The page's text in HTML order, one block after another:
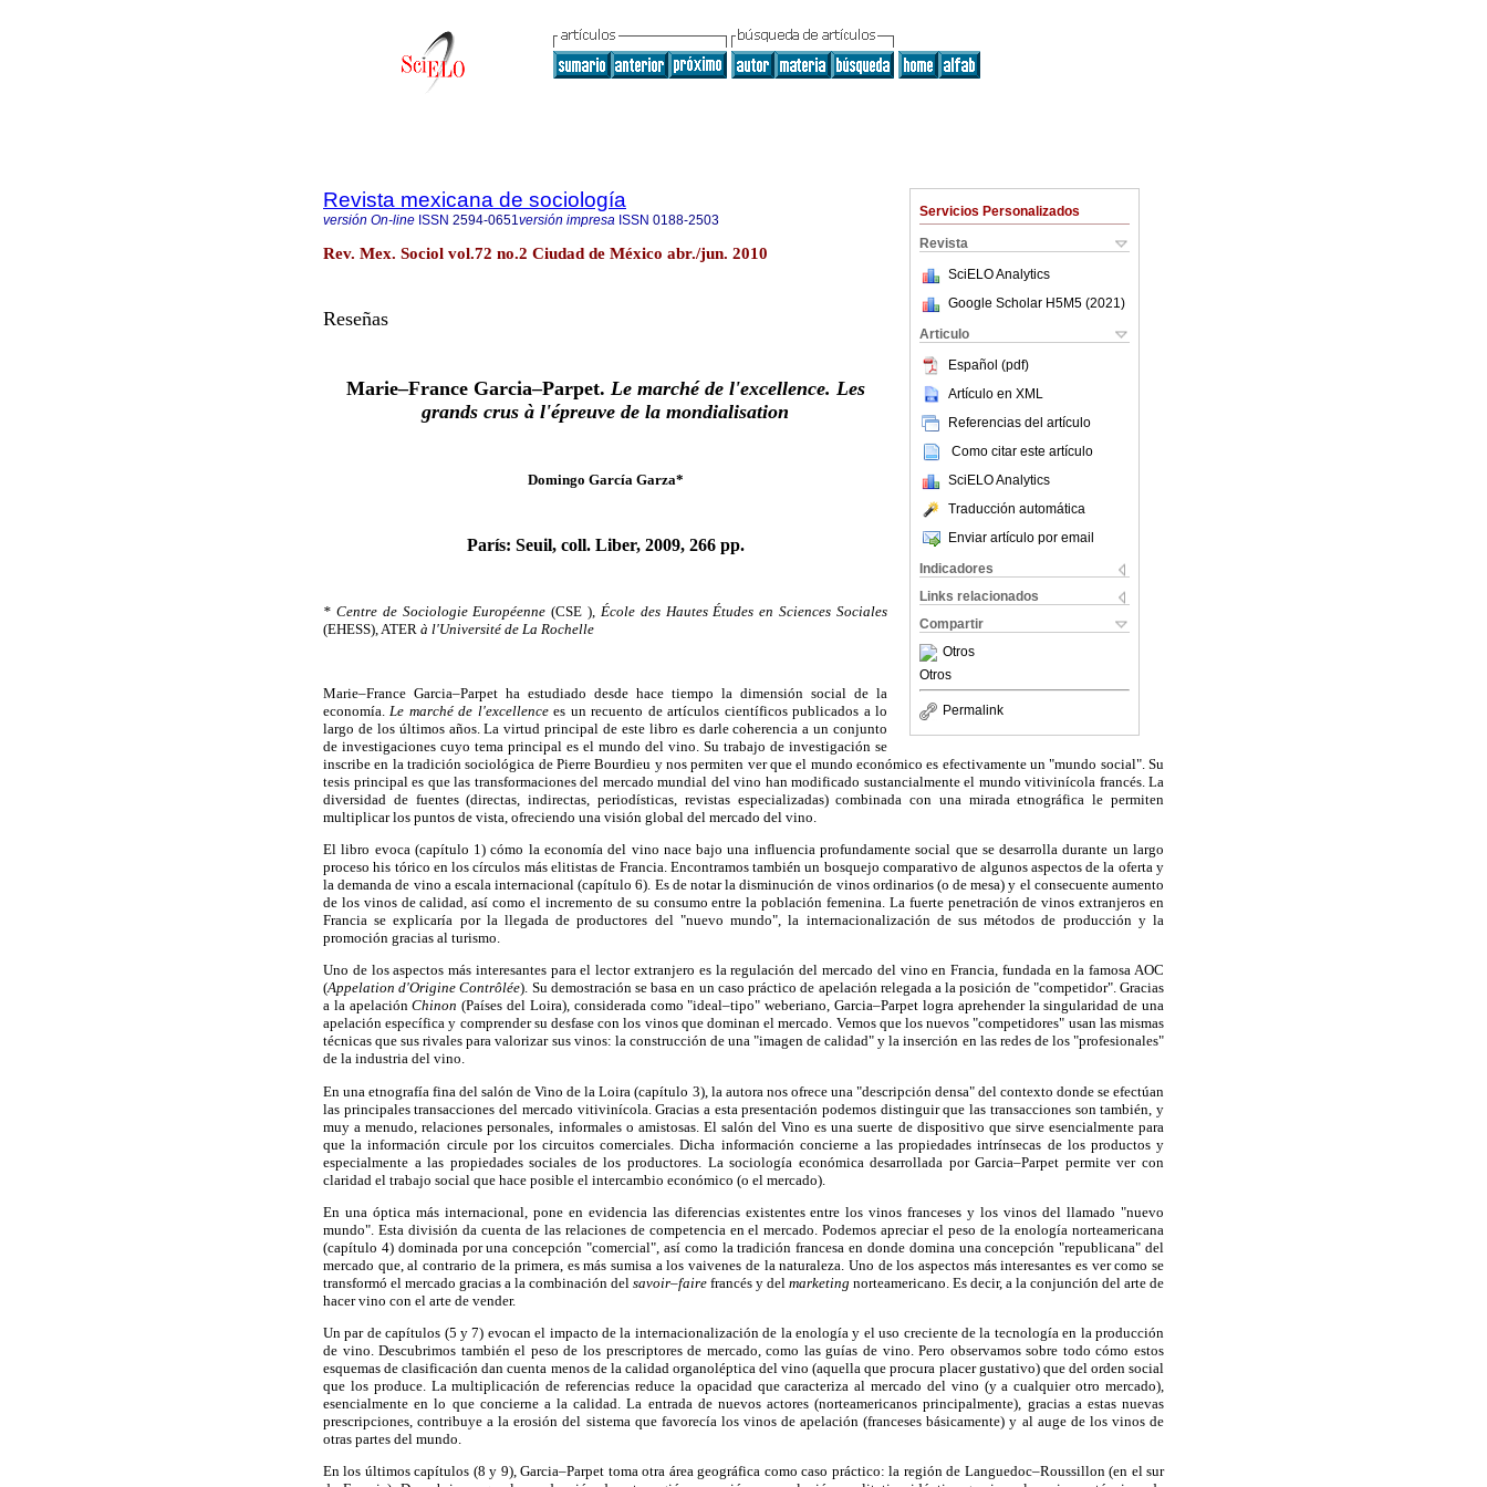
Servicios Personalizados
Revista
SciELO Analytics
Google Scholar H5M5 (2021 )
Articulo
Español (pdf)
Artículo en XML
Referencias del artículo
Como citar este artículo
SciELO Analytics
Traducción automática
Enviar artículo por email
Indicadores
Links relacionados
Compartir
Otros
Otros
Permalink
Revista mexicana de sociología
versión On-line ISSN 2594-0651versión impresa ISSN 0188-2503
Rev. Mex. Sociol vol.72 no.2 Ciudad de México abr./jun. 2010
Reseñas
Marie–France Garcia–Parpet. Le marché de l'excellence. Les
grands crus à l'épreuve de la mondialisation
Domingo García Garza*
París: Seuil, coll. Liber, 2009, 266 pp.
* Centre de Sociologie Européenne(CSE ), École des Hautes Études en Sciences Sociales
(EHESS), ATER à l'Université de La Rochelle
Marie–France Garcia–Parpet ha estudiado desde hace tiempo la dimensión social de la
economía. Le marché de l'excellencees un recuento de artículos científicos publicados a lo
largo de los últimos años. La virtud principal de este libro es darle coherencia a un conjunto
de investigaciones cuyo tema principal es el mundo del vino. Su trabajo de investigación se
inscribe en la tradición sociológica de Pierre Bourdieu y nos permiten ver que el mundo económico es efectivamente un "mundo social". Su
tesis principal es que las transformaciones del mercado mundial del vino han modificado sustancialmente el mundo vitivinícola francés. La
diversidad de fuentes (directas, indirectas, periodísticas, revistas especializadas) combinada con una mirada etnográfica le permiten
multiplicar los puntos de vista, ofreciendo una visión global del mercado del vino.
El libro evoca (capítulo 1) cómo la economía del vino nace bajo una influencia profundamente social que se desarrolla durante un largo
proceso his tórico en los círculos más elitistas de Francia. Encontramos también un bosquejo comparativo de algunos aspectos de la oferta y
la demanda de vino a escala internacional (capítulo 6). Es de notar la disminución de vinos ordinarios (o de mesa) y el consecuente aumento
de los vinos de calidad, así como el incremento de su consumo entre la población femenina. La fuerte penetración de vinos extranjeros en
Francia se explicaría por la llegada de productores del "nuevo mundo", la internacionalización de sus métodos de producción y la
promoción gracias al turismo.
Uno de los aspectos más interesantes para el lector extranjero es la regulación del mercado del vino en Francia, fundada en la famosa AOC
(Appelation d'Origine Contrôlée). Su demostración se basa en un caso práctico de apelación relegada a la posición de "competidor". Gracias
a la apelaciónChinon(Países del Loira), considerada como "ideal–tipo" weberiano, Garcia–Parpet logra aprehender la singularidad de una
apelación específica y comprender su desfase con los vinos que dominan el mercado. Vemos que los nuevos "competidores" usan las mismas
técnicas que sus rivales para valorizar sus vinos: la construcción de una "imagen de calidad" y la inserción en las redes de los "profesionales"
de la industria del vino.
En una etnografía fina del salón de Vino de la Loira (capítulo 3), la autora nos ofrece una "descripción densa" del contexto donde se efectúan
las principales transacciones del mercado vitivinícola. Gracias a esta presentación podemos distinguir que las transacciones son también, y
muy a menudo, relaciones personales, informales o amistosas. El salón del Vino es una suerte de dispositivo que sirve esencialmente para
que la información circule por los circuitos comerciales. Dicha información concierne a las propiedades intrínsecas de los productos y
especialmente a las propiedades sociales de los productores. La sociología económica desarrollada por Garcia–Parpet permite ver con
claridad el trabajo social que hace posible el intercambio económico (o el mercado).
En una óptica más internacional, pone en evidencia las diferencias existentes entre los vinos franceses y los vinos del llamado "nuevo
mundo". Esta división da cuenta de las relaciones de competencia en el mercado. Podemos apreciar el peso de la enología norteamericana
(capítulo 4) dominada por una concepción "comercial", así como la tradición francesa en donde domina una concepción "republicana" del
mercado que, al contrario de la primera, es más sumisa a los vaivenes de la naturaleza. Uno de los aspectos más interesantes es ver como se
transformó el mercado gracias a la combinación del savoir–faire francés y del marketing norteamericano. Es decir, a la conjunción del arte de
hacer vino con el arte de vender.
Un par de capítulos (5 y 7) evocan el impacto de la internacionalización de la enología y el uso creciente de la tecnología en la producción
de vino. Descubrimos también el peso de los prescriptores de mercado, como las guías de vino. Pero observamos sobre todo cómo estos
esquemas de clasificación dan cuenta menos de la calidad organoléptica del vino (aquella que procura placer gustativo) que del orden social
que los produce. La multiplicación de referencias reduce la opacidad que caracteriza al mercado del vino (y a cualquier otro mercado),
esencialmente en lo que concierne a la calidad. La entrada de nuevos actores (norteamericanos principalmente), gracias a estas nuevas
prescripciones, contribuye a la erosión del sistema que favorecía los vinos de apelación (franceses básicamente) y al auge de los vinos de
otras partes del mundo.
En los últimos capítulos (8 y 9), Garcia–Parpet toma otra área geográfica como caso práctico: la región de Languedoc–Roussillon (en el sur